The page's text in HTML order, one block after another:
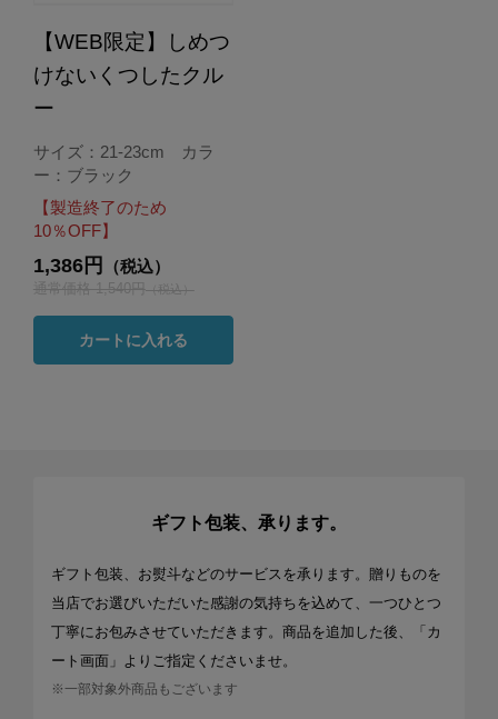
【WEB限定】しめつ
けないくつしたクル
ー
サイズ：21-23cm カラ
ー：ブラック
【製造終了のため
10％OFF】
1,386円 （税込）
通常価格 1,540円（税込）
カートに入れる
ギフト包装、承ります。
ギフト包装、お熨斗などのサービスを承ります。贈りものを
当店でお選びいただいた感謝の気持ちを込めて、一つひとつ
丁寧にお包みさせていただきます。商品を追加した後、「カ
ート画面」よりご指定くださいませ。
※一部対象外商品もございます